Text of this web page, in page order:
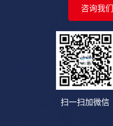
咨询我们
扫一扫加微信